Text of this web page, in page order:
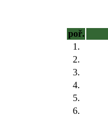
poř.
1.
2.
3.
4.
5.
6.